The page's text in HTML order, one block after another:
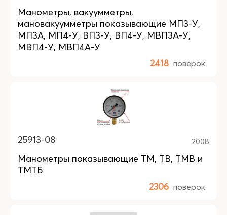
Манометры, вакуумметры,
мановакуумметры показывающие МП3-У,
МП3А, МП4-У, ВП3-У, ВП4-У, МВП3А-У,
МВП4-У, МВП4А-У
2418 поверок
25913-08 2008
Манометры показывающие ТМ, ТВ, ТМВ и
ТМТБ
2306 поверок